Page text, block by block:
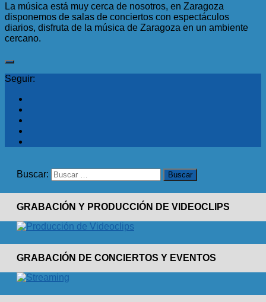
La música está muy cerca de nosotros, en Zaragoza
disponemos de salas de conciertos con espectáculos
diarios, disfruta de la música de Zaragoza en un ambiente
cercano.
Seguir:
Buscar:
GRABACIÓN Y PRODUCCIÓN DE VIDEOCLIPS
GRABACIÓN DE CONCIERTOS Y EVENTOS